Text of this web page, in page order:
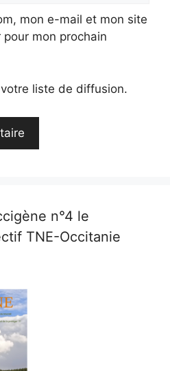
mon e-mail et mon site
mon prochain
liste de diffusion.
n°4 le
TNE-Occitanie